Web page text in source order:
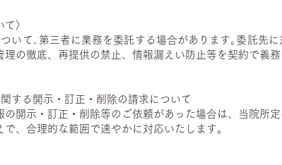
〉
いて､第三者に業務を委託する場合があります｡委託先
の徹底、再提供の禁止、情報漏えい防止等を契約で義
する開示・訂正・削除の請求について
の開示・訂正・削除等のご依頼があった場合は、当院所
、合理的な範囲で速やかに対応いたします。